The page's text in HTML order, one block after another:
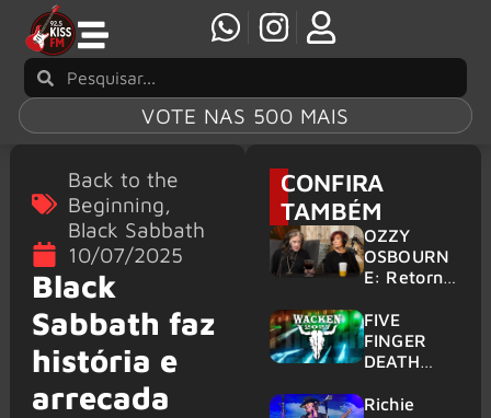
VOTE NAS 500 MAIS
Back to the
Beginning,
Black Sabbath
10/07/2025
Black
Sabbath faz
história e
arrecada
CONFIRA
TAMBÉM
OZZY
OSBOURN
E: Retorno
em 2027 é
confirmad
o por
FIVE
FINGER
DEATH
HELLOWE
Richie